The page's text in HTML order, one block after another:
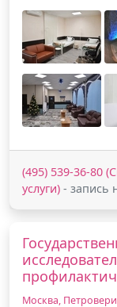
(495) 539-36-80
услуги) - запись
Москва,